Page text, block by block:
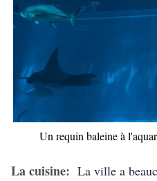
Un requin baleine à
La cuisine: La ville a